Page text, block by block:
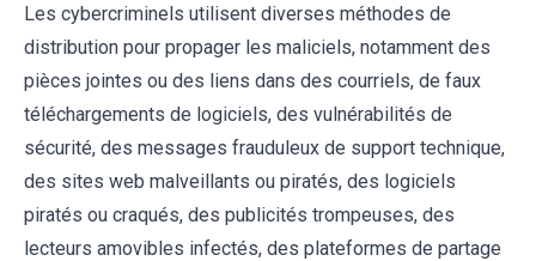
Les cybercriminels utilisent diverses méthodes de
distribution pour propager les maliciels, notamment des
pièces jointes ou des liens dans des courriels, de faux
téléchargements de logiciels, des vulnérabilités de
sécurité, des messages frauduleux de support technique,
des sites web malveillants ou piratés, des logiciels
piratés ou craqués, des publicités trompeuses, des
lecteurs amovibles infectés, des plateformes de partage